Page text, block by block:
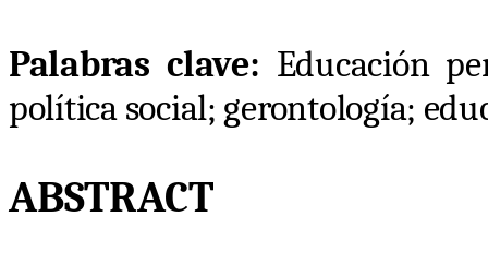
Palabras clave: Educación
política social; gerontología;
ABSTRACT